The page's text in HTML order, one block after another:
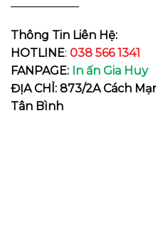
Thông Tin Liên Hệ:
HOTLINE: 038 566 1341
FANPAGE: In ấn Gia Huy
ĐỊA CHỈ: 873/2A Cách
Tân Bình